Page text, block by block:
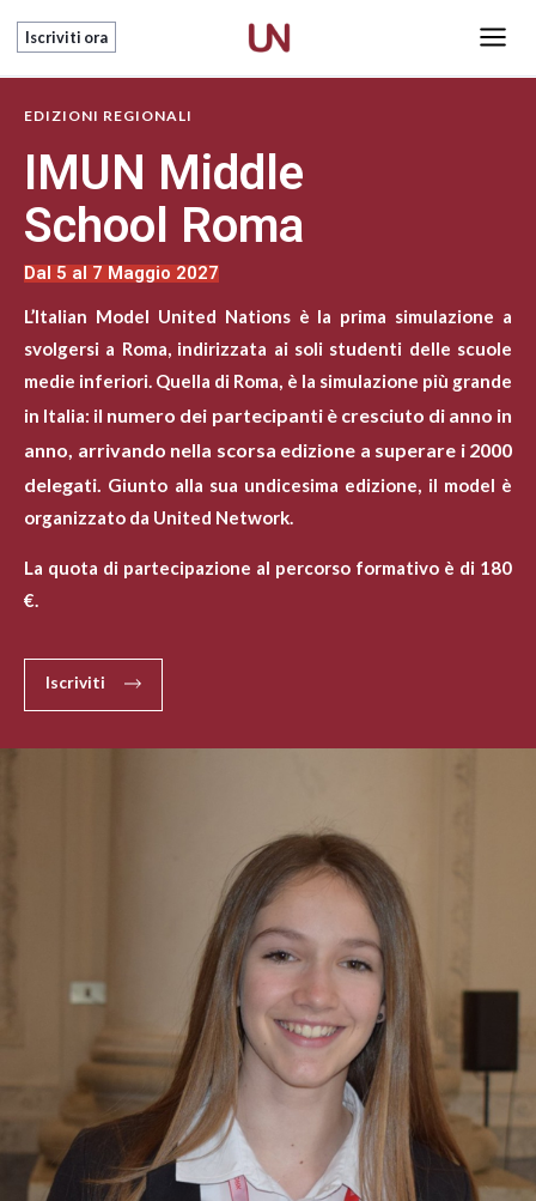
contenuto
Iscriviti ora
Main
EDIZIONI REGIONALI
IMUN Middle
School Roma
Dal 5 al 7 Maggio 2027
L’Italian Model United Nations è la prima simulazione a
svolgersi a Roma, indirizzata ai soli studenti delle scuole
medie inferiori. Quella di Roma, è la simulazione più grande
in Italia: il numero dei partecipanti è cresciuto di anno in
anno, arrivando nella scorsa edizione a superare i 2000
delegati. Giunto alla sua undicesima edizione, il model è
organizzato da United Network.
La quota di partecipazione al percorso formativo è di 180
€.
Iscriviti